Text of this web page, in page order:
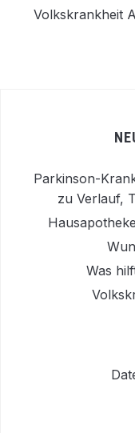
Volkskrankheit
Parkinson-
zu Verlauf,
Was